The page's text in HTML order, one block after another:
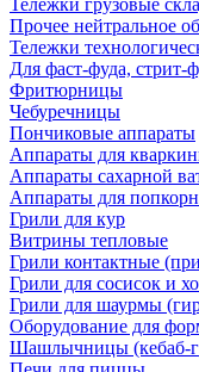
Тележки грузовые
Прочее нейтральное
Тележки
Для фаст-фуда, стрит-
Фритюрницы
Чебуречницы
Пончиковые аппараты
Аппараты для
Аппараты сахарной
Аппараты для
Грили для кур
Витрины тепловые
Грили контактные
Грили для сосисок и
Грили для шаурмы
Оборудование для
Шашлычницы (кебаб-